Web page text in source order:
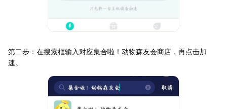
第二步：在搜索框输入对应集合啦！动物森友会商店，再点击加
速。